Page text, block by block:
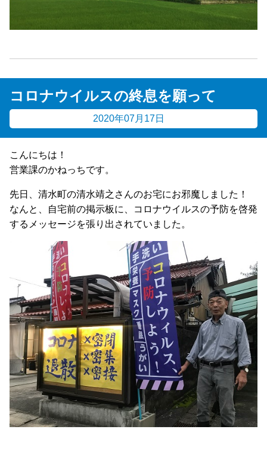
コロナウイルスの終息を願って
2020年07月17日
こんにちは！
営業課のかねっちです。
先日、清水町の清水靖之さんのお宅にお邪魔しました！
なんと、自宅前の掲示板に、コロナウイルスの予防を啓発
するメッセージを張り出されていました。